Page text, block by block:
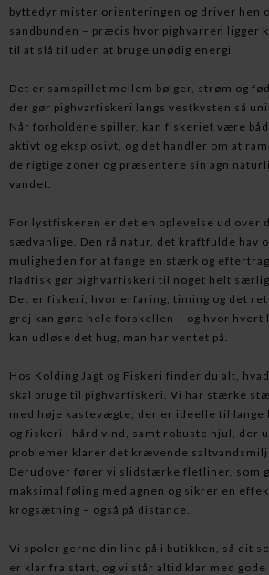
byttedyr mister orienteringen og driver hen
sandbunden – præcis hvor pighvarren ligger
til at slå til uden at bruge unødig energi.
Det er samspillet mellem bølger, strøm og
der gør pighvarfiskeri langs vestkysten så
Når forholdene spiller, kan fiskeriet være
aktivt og eksplosivt, og det handler om at
de rigtige zoner og præsentere sin agn
vandet.
For lystfiskeren er det en oplevelse ud over
sædvanlige. Den rå natur, det kraftfulde hav
muligheden for at fange en stærk og
fladfisk gør pighvarfiskeri til noget helt
Det er fiskeri, hvor erfaring, timing og det
grej kan gøre hele forskellen – og hvor hvert
kan udløse det hug, man har ventet på.
Hos Kolding Jagt og Fiskeri finder du alt,
skal bruge til pighvarfiskeri. Vi har stærke
med høje kastevægte, der er ideelle til lange
og fiskeri i hård vind, samt robuste hjul, der
problemer klarer det krævende
Derudover fører vi slidstærke fletliner, som
maksimal føling med agnen og sikrer en
krogsætning – også på distance.
Vi spoler gerne din line på i butikken, så dit
er klar fra start, og vi står altid klar med gode